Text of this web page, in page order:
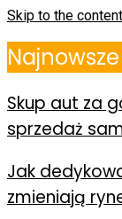
Skip to the content
Najnowsze
Skup aut za
sprzedaż
Jak
zmieniają